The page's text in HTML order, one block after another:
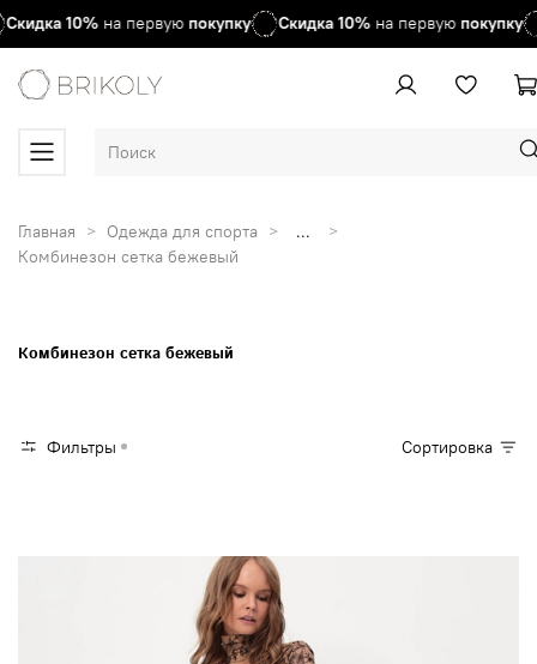
Скидка10%на первуюпокупку Скидка10%на первую покупку
Главная Одежда для спорта
...
Комбинезон сетка бежевый
Комбинезон сетка бежевый
Фильтры Сортировка